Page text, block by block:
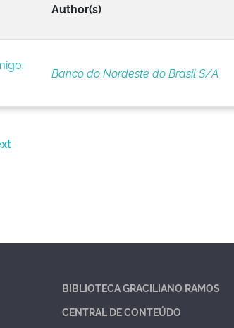
Author(s)
Banco do Nordeste do Brasil S/A
BIBLIOTECA GRACILIANO RAMOS
CENTRAL DE CONTEÚDO